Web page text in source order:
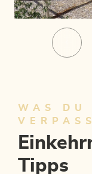
WAS DU
Tipps